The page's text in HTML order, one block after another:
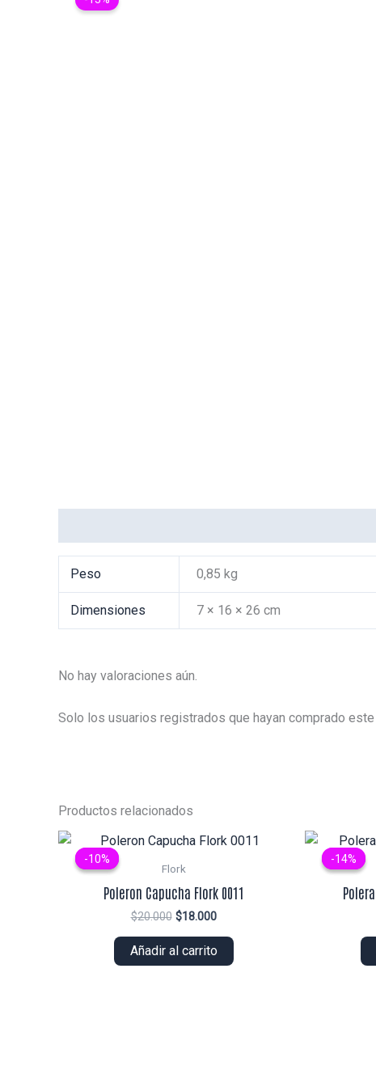
Peso 0,85 kg
Dimensiones 7 × 16 × 26 cm
No hay valoraciones aún.
Solo los usuarios registrados que hayan comprado este
Productos relacionados
-10%
-10%
Flork
Poleron Capucha Flork 0011
$20.000 El
original
era:
$18.000El
actual
es:
Añadir al carrito
-14%
-14%